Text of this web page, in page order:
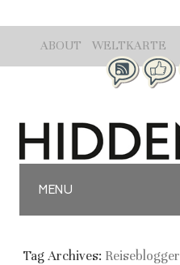
ABOUT WELTKARTE
MENU
Tag Archives: Reiseblogger